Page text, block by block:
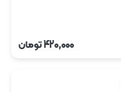
420,000تومان